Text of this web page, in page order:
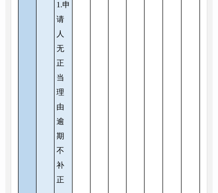
1.申
请
人
无
正
当
理
由
逾
期
不
补
正